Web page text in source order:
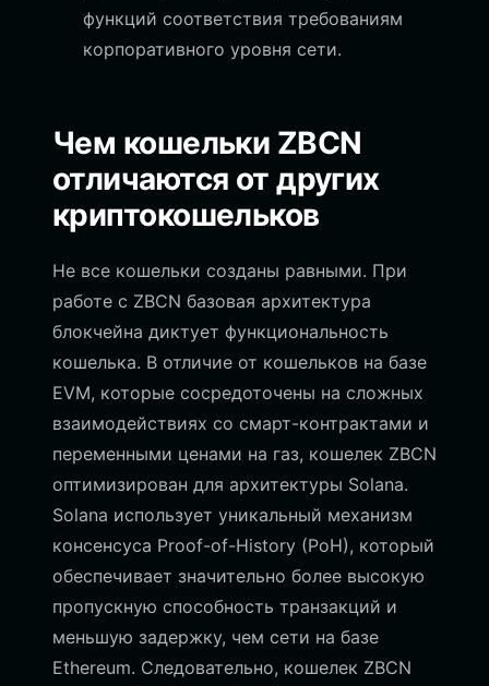
функций соответствия требованиям
корпоративного уровня сети.
Чем кошельки ZBCN
отличаются от других
криптокошельков
Не все кошельки созданы равными. При
работе с ZBCN базовая архитектура
блокчейна диктует функциональность
кошелька. В отличие от кошельков на базе
EVM, которые сосредоточены на сложных
взаимодействиях со смарт-контрактами и
переменными ценами на газ, кошелек ZBCN
оптимизирован для архитектуры Solana.
Solana использует уникальный механизм
консенсуса Proof-of-History (PoH), который
обеспечивает значительно более высокую
пропускную способность транзакций и
меньшую задержку, чем сети на базе
Ethereum. Следовательно, кошелек ZBCN